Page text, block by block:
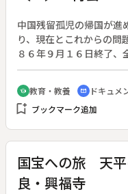
中国残留孤児の帰国が進
り、現在とこれからの問
８６年９月１６日終了
再会について、具体列を
school 教育・教養 cinematic_blur ドキュメ
bookmark_add ブックマーク追加
国宝への旅 天
良・興福寺